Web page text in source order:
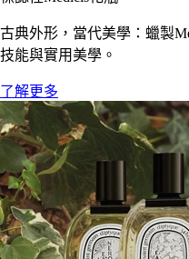
古典外形，當代美學：蠟製
技能與實用美學。
了解更多